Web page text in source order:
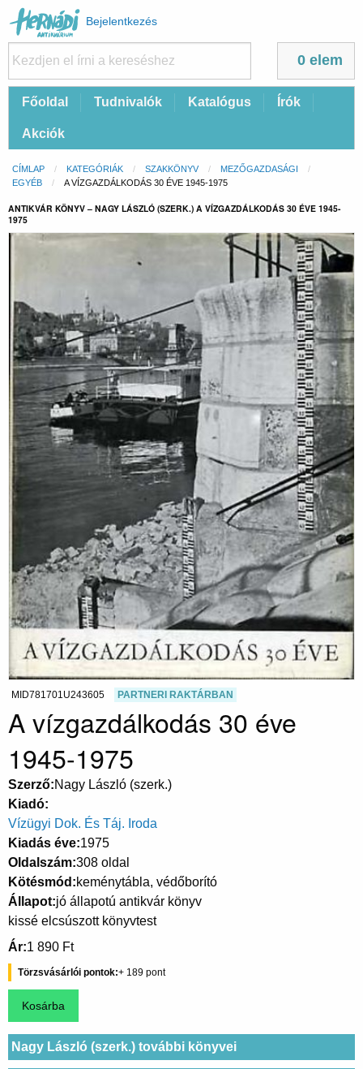
Felhasználói
fiók
menüje
Bejelentkezés
0 elem
FőFőoldal Tudnivalók Katalógus Írók
Akciók
Morzsa
CÍMLAP KATEGÓRIÁK SZAKKÖNYV
MEZŐGAZDASÁGI
EGYÉB
CURRENT:
A VÍZGAZDÁLKODÁS 30 ÉVE 1945-1975
ANTIKVÁR KÖNYV – NAGY LÁSZLÓ (SZERK.) A VÍZGAZDÁLKODÁS 30 ÉVE 1945-
1975
MID781701U243605 PARTNERI RAKTÁRBAN
A vízgazdálkodás 30 éve
1945-1975
Szerző Nagy László (szerk.)
Kiadó
Vízügyi Dok. És Táj. Iroda
Kiadás éve 1975
Oldalszám 308 oldal
Kötésmód keménytábla, védőborító
Állapot jó állapotú antikvár könyv
kissé elcsúszott könyvtest
Ár 1 890 Ft
Törzsvásárlói pontok 189
Nagy László (szerk.) további könyvei